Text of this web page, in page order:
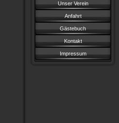
Unser Verein
Anfahrt
Gästebuch
Kontakt
Impressum